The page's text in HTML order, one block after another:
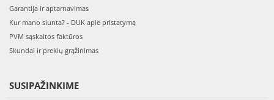
Garantija ir aptarnavimas
Kur mano siunta? - DUK apie pristatymą
PVM sąskaitos faktūros
Skundai ir prekių grąžinimas
SUSIPAŽINKIME